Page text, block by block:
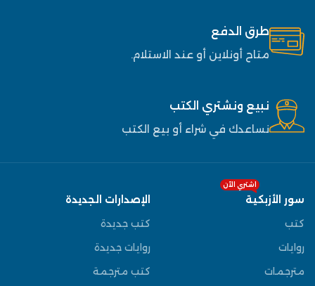
طرق الدفع
متاح أونلاين أو عند الاستلام.
نبيع ونشتري الكتب
نساعدك في شراء أو بيع الكتب
سور الأزبكية
اشتري الآن
كتب
روايات
مترجمات
الإصدارات الجديدة
كتب جديدة
روايات جديدة
كتب مترجمة